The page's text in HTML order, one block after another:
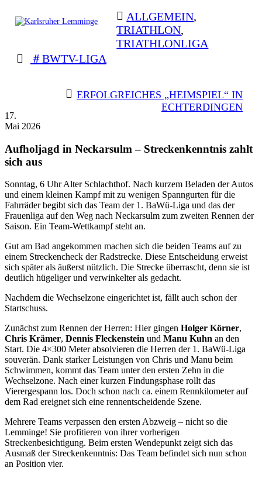
Lemminge
Triathlon Radsport Skilanglauf
ALLGEMEIN,
TRIATHLON,
TRIATHLONLIGA
BWTV-LIGA
BEITRAGSNAVIGATION
ERFOLGREICHES „HEIMSPIEL“ IN
ECHTERDINGEN
17.
Mai 2026
Aufholjagd in Neckarsulm – Streckenkenntnis zahlt
sich aus
Sonntag, 6 Uhr Alter Schlachthof. Nach kurzem Beladen der Autos
und einem kleinen Kampf mit zu wenigen Spanngurten für die
Fahrräder begibt sich das Team der 1. BaWü-Liga und das der
Frauenliga auf den Weg nach Neckarsulm zum zweiten Rennen der
Saison. Ein Team-Wettkampf steht an.
Gut am Bad angekommen machen sich die beiden Teams auf zu
einem Streckencheck der Radstrecke. Diese Entscheidung erweist
sich später als äußerst nützlich. Die Strecke überrascht, denn sie ist
deutlich hügeliger und verwinkelter als gedacht.
Nachdem die Wechselzone eingerichtet ist, fällt auch schon der
Startschuss.
Zunächst zum Rennen der Herren: Hier gingen Holger Körner,
Chris Krämer, Dennis Fleckenstein und Manu Kuhn an den
Start. Die 4×300 Meter absolvieren die Herren der 1. BaWü-Liga
souverän. Dank starker Leistungen von Chris und Manu beim
Schwimmen, kommt das Team unter den ersten Zehn in die
Wechselzone. Nach einer kurzen Findungsphase rollt das
Vierergespann los. Doch schon nach ca. einem Rennkilometer auf
dem Rad ereignet sich eine rennentscheidende Szene.
Mehrere Teams verpassen den ersten Abzweig – nicht so die
Lemminge! Sie profitieren von ihrer vorherigen
Streckenbesichtigung. Beim ersten Wendepunkt zeigt sich das
Ausmaß der Streckenkenntnis: Das Team befindet sich nun schon
an Position vier.